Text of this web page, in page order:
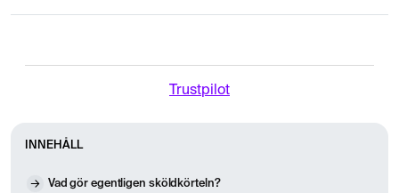
Trustpilot
INNEHÅLL
Vad gör egentligen sköldkörteln?